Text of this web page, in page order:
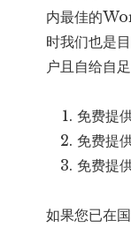
内最佳的
时我们也是
户且自给自
免费提
免费提
免费提
如果您已在